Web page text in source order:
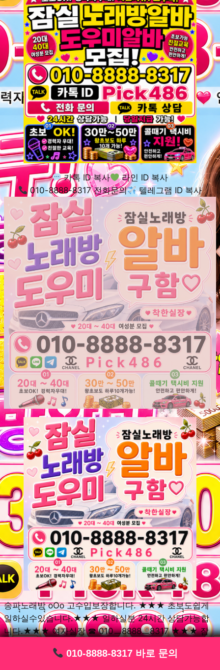
010-8888-8317 바로 문의
010-8888-8317 바로 문의
010-8888-8317 바로 문의
010-8888-8317 바로 문의
010-8888-8317 바로 문의
010-8888-8317 바로 문의
카톡 ID 복사
라인 ID 복사
010-8888-8317 전화문의
텔레그램 ID 복사
송파ุุ노래방ุุ oOo 고수입보장합니다. ★★★ 초보ุุ도쉽게
일하실수있습니다.★★★ 일하실분 24시간 상담가능합
니다.★★★ 여자실장 ☎ 010ㅡ8888ㅡ8317 ★★★ 잠
세요. 여성ㅣุุ알바ุุㅣ여기 신천동ุุ노래방ุุ ◞✿ 풍납동ุุ노래방ุุ
010-8888-8317 바로 문의
010-8888-8317 바로 문의
010-8888-8317 바로 문의